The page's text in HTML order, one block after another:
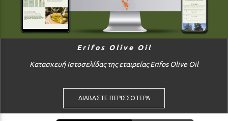
Erifos Olive Oil
Κατασκευή Ιστοσελίδας της εταιρείας Erifos Olive Oil
ΔΙΑΒΑΣΤΕ ΠΕΡΙΣΣΟΤΕΡΑ